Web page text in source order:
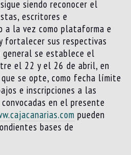
siendo reconocer el
escritores e
a la vez como plataforma e
fortalecer sus respectivas
general se establece el
el 22 y el 26 de abril, en
se opte, como fecha límite
e inscripciones a las
en el presente
pueden
bases de